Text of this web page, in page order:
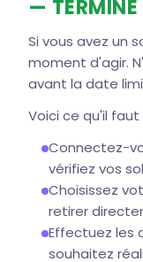
—
Si vous avez un
moment d'agir.
avant la date
Voici ce qu'il faut
Connectez-
vérifiez vos
Choisissez
retirer
Effectuez les
souhaitez